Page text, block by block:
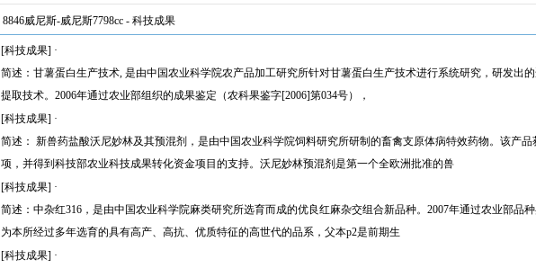
8846威尼斯-威尼斯7798cc - 科技成果
[科技成果] ·
简述：甘薯蛋白生产技术, 是由中国农业科学院农产品加工研究所针对甘薯蛋白生产技术进行系统研究，研发出
提取技术。2006年通过农业部组织的成果鉴定（农科果鉴字[2006]第034号），
[科技成果] ·
简述： 新兽药盐酸沃尼妙林及其预混剂，是由中国农业科学院饲料研究所研制的畜禽支原体病特效药物。该产
项，并得到科技部农业科技成果转化资金项目的支持。沃尼妙林预混剂是第一个全欧洲批准的兽
[科技成果] ·
简述：中杂红316，是由中国农业科学院麻类研究所选育而成的优良红麻杂交组合新品种。2007年通过农业部
为本所经过多年选育的具有高产、高抗、优质特征的高世代的品系，父本p2是前期生
[科技成果] ·